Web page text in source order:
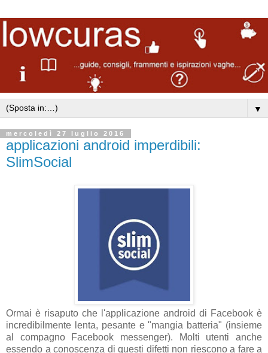
▼
mercoledì 27 luglio 2016
applicazioni android imperdibili:
SlimSocial
Ormai è risaputo che l'applicazione android di Facebook è
incredibilmente lenta, pesante e "mangia batteria" (insieme
al compagno Facebook messenger). Molti utenti anche
essendo a conoscenza di questi difetti non riescono a fare a